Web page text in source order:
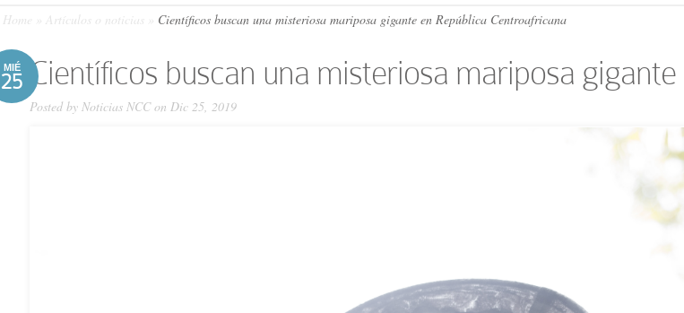
Home Artículos o noticias Científicos buscan una misteriosa mariposa gigante en República Centroafricana
MIÉ
25 Científicos buscan una misteriosa mariposa
Posted by Noticias NCCon Dic 25, 2019